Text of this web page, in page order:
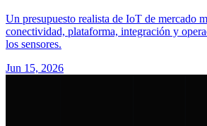
Un presupuesto realista de IoT de mercado
conectividad, plataforma, integración y
los sensores.
Jun 15, 2026